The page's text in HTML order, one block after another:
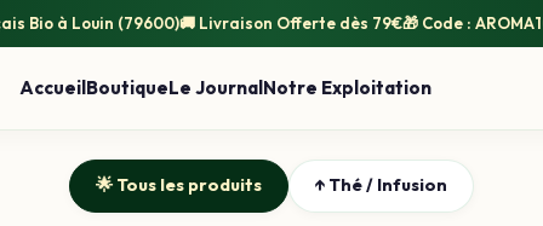
Bio à Louin (79600)🚚 Livraison Offerte dès 79€🎁 Code :
AccueilBoutiqueLe JournalNotre Exploitation
🌟 Tous les produits ↑ Thé / Infusion